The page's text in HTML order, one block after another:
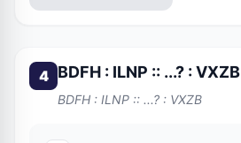
4 BDFH : ILNP :: ...? : VXZB
BDFH : ILNP :: ...? : VXZB